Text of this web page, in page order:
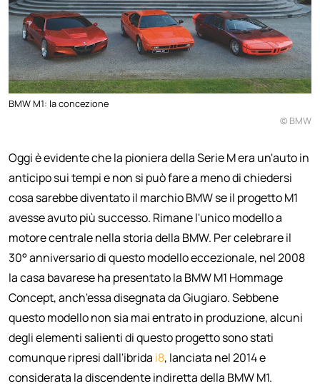
BMW M1: la concezione
© BMW
Oggi è evidente che la pioniera della Serie M era un'auto in
anticipo sui tempi e non si può fare a meno di chiedersi
cosa sarebbe diventato il marchio BMW se il progetto M1
avesse avuto più successo. Rimane l'unico modello a
motore centrale nella storia della BMW. Per celebrare il
30° anniversario di questo modello eccezionale, nel 2008
la casa bavarese ha presentato la BMW M1 Hommage
Concept, anch'essa disegnata da Giugiaro. Sebbene
questo modello non sia mai entrato in produzione, alcuni
degli elementi salienti di questo progetto sono stati
comunque ripresi dall'ibrida i8, lanciata nel 2014 e
considerata la discendente indiretta della BMW M1.